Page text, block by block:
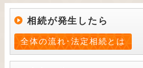
相続が発生したら
全体の流れ･法定相続とは